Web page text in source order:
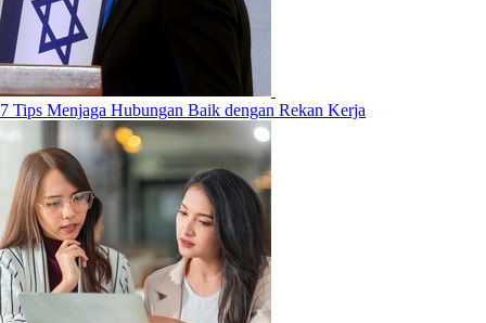
7 Tips Menjaga Hubungan Baik dengan Rekan Kerja